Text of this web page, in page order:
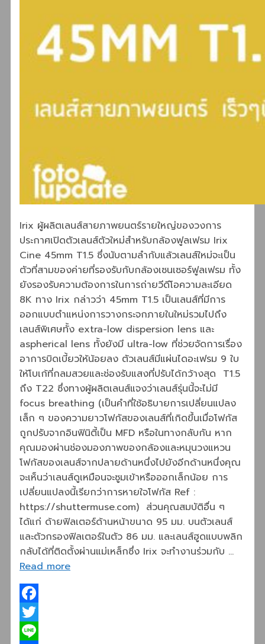
Irix ผู้ผลิตเลนส์สายภาพยนตร์รายใหญ่ของวงการ
ประกาศเปิดตัวเลนส์ตัวใหม่สำหรับกล้องฟูลเฟรม Irix
Cine 45mm T1.5 ซึ่งนับตามลำกับแล้วเลนส์ใหม่จะเป็น
ตัวที่สามของค่ายที่รองรับกับกล้องเซนเซอร์ฟูลเฟรม ทั้ง
ยังรองรับความต้องการในการถ่ายวีดีโอความละเอียด
8K ทาง Irix กล่าวว่า 45mm T1.5 เป็นเลนส์ที่มีการ
ออกแบบตำแหน่งการวางกระจกภายในใหม่รวมไปถึง
เลนส์พิเศษทั้ง extra-low dispersion lens และ
aspherical lens ทั้งยังมี ultra-low ที่ช่วยจัดการเรื่อง
อาการบิดเบี้ยวให้น้อยลง ตัวเลนส์มีแผ่นไดอะเฟรม 9 ใบ
ให้โบเก้ที่กลมสวยและช่องรับแสงที่ปรับได้กว้างสุด T1.5
ถึง T22 ซึ่งทางผู้ผลิตเลนส์แจงว่าเลนส์รุ่นนี้จะไม่มี
focus breathing (เป็นคำที่ใช้อธิบายการเปลี่ยนแปลง
เล็ก ๆ ของความยาวโฟกัสของเลนส์ที่เกิดขึ้นเมื่อโฟกัส
ถูกปรับจากอินฟินิตี้เป็น MFD หรือในทางกลับกัน หาก
คุณมองผ่านช่องมองภาพของกล้องและหมุนวงแหวน
โฟกัสของเลนส์จากปลายด้านหนึ่งไปยังอีกด้านหนึ่งคุณ
จะเห็นว่าเลนส์ดูเหมือนจะซูมเข้าหรือออกเล็กน้อย การ
เปลี่ยนแปลงนี้เรียกว่าการหายใจโฟกัส Ref :
https://shuttermuse.com) ส่วนคุณสมบัติอื่น ๆ
ได้แก่ ด้ายฟิลเตอร์ด้านหน้าขนาด 95 มม. บนตัวเลนส์
และตัวกรองฟิลเตอร์ในตัว 86 มม. และเลนส์ฮูดแบบพลิก
กลับได้ที่ติดตั้งผ่านแม่เหล็กซึ่ง Irix จะทำงานร่วมกับ …
Read more
Facebook
Twitter